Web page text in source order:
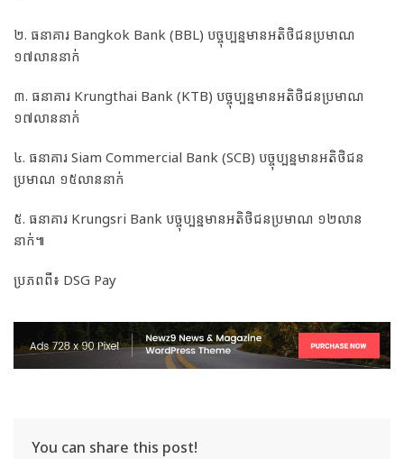
២. ធនាគារ​ Bangkok Bank (BBL) បច្ចុប្បន្នមានអតិថិជនប្រមាណ
១៧លាននាក់
៣. ធនាគារ Krungthai Bank (KTB) បច្ចុប្បន្នមានអតិថិជនប្រមាណ
១៧លាននាក់
៤. ធនាគារ Siam Commercial Bank (SCB) បច្ចុប្បន្នមានអតិថិជន
ប្រមាណ ១៥លាននាក់
៥. ធនាគារ Krungsri Bank បច្ចុប្បន្នមានអតិថិជនប្រមាណ ១២លាន
នាក់៕
ប្រភពពី៖ DSG Pay
You can share this post!